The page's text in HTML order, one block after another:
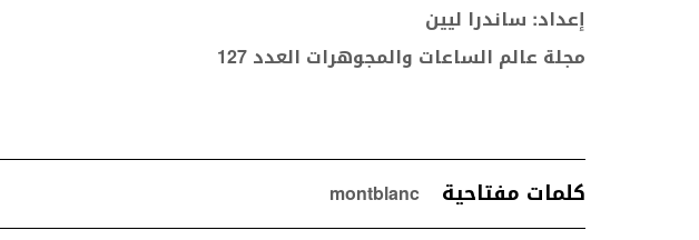
إعداد: ساندرا ليين
مجلة عالم الساعات والمجوهرات العدد 127
كلمات مفتاحية montblanc